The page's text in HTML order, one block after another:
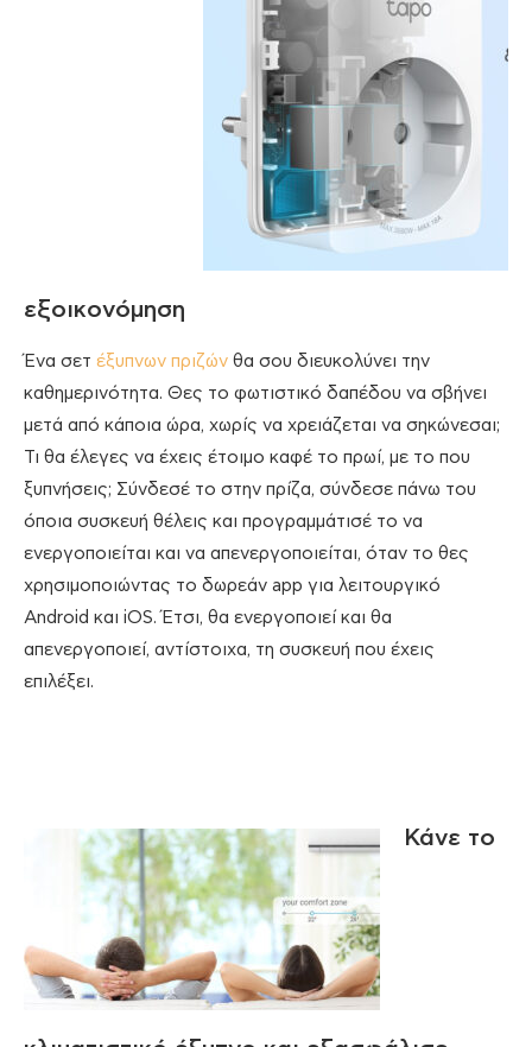
εξοικονόμηση
Ένα σετ έξυπνων πριζών θα σου διευκολύνει την
καθημερινότητα. Θες το φωτιστικό δαπέδου να σβήνει
μετά από κάποια ώρα, χωρίς να χρειάζεται να σηκώνεσαι;
Τι θα έλεγες να έχεις έτοιμο καφέ το πρωί, με το που
ξυπνήσεις; Σύνδεσέ το στην πρίζα, σύνδεσε πάνω του
όποια συσκευή θέλεις και προγραμμάτισέ το να
ενεργοποιείται και να απενεργοποιείται, όταν το θες
χρησιμοποιώντας το δωρεάν app για λειτουργικό
Android και iOS. Έτσι, θα ενεργοποιεί και θα
απενεργοποιεί, αντίστοιχα, τη συσκευή που έχεις
επιλέξει.
Κάνε το